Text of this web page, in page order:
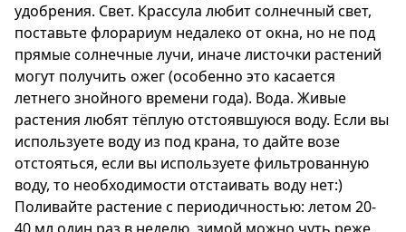
удобрения. Свет. Крассула любит солнечный свет,
поставьте флорариум недалеко от окна, но не под
прямые солнечные лучи, иначе листочки растений
могут получить ожег (особенно это касается
летнего знойного времени года). Вода. Живые
растения любят тёплую отстоявшуюся воду. Если вы
используете воду из под крана, то дайте возе
отстояться, если вы используете фильтрованную
воду, то необходимости отстаивать воду нет:)
Поливайте растение с периодичностью: летом 20-